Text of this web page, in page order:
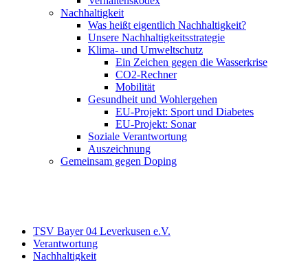
Nachhaltigkeit
Was heißt eigentlich Nachhaltigkeit?
Unsere Nachhaltigkeitsstrategie
Klima- und Umweltschutz
Ein Zeichen gegen die Wasserkrise
CO2-Rechner
Mobilität
Gesundheit und Wohlergehen
EU-Projekt: Sport und Diabetes
EU-Projekt: Sonar
Soziale Verantwortung
Auszeichnung
Gemeinsam gegen Doping
TSV Bayer 04 Leverkusen e.V.
Verantwortung
Nachhaltigkeit